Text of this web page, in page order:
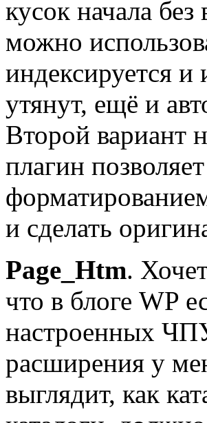
кусок начала
можно
индексируется и
утянут, ещё и
Второй вариант
плагин
и сделать
Page_Htm.
что в блоге WP
настроенных
расширения у
выглядит, как